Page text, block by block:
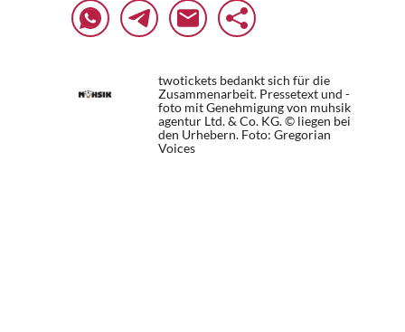
twotickets bedankt sich für die
Zusammenarbeit. Pressetext und -
foto mit Genehmigung von muhsik
agentur Ltd. & Co. KG. © liegen bei
den Urhebern. Foto: Gregorian
Voices